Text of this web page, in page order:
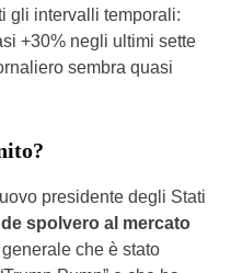
gli intervalli temporali:
+30% negli ultimi sette
sembra quasi
presidente degli Stati
spolvero al mercato
che è stato